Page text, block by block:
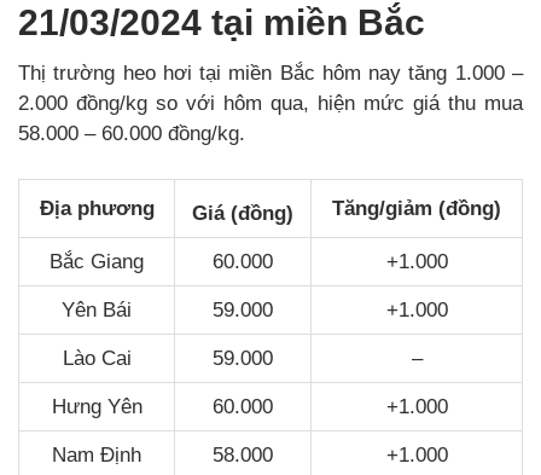
21/03/2024 tại miền Bắc
Thị trường heo hơi tại miền Bắc hôm nay tăng 1.000 –
2.000 đồng/kg so với hôm qua, hiện mức giá thu mua
58.000 – 60.000 đồng/kg.
Địa phương Giá (đồng) Tăng/giảm (đồng)
Bắc Giang 60.000 +1.000
Yên Bái 59.000 +1.000
Lào Cai 59.000 –
Hưng Yên 60.000 +1.000
Nam Định 58.000 +1.000